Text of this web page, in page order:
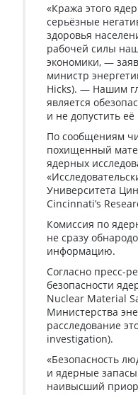
«Кража этого
серьёзные
здоровья
рабочей силы
экономики, —
министр
Hicks). — Нашим
является
и не допустить
По сообщениям
похищенный
ядерных
Университета
Cincinnati’s
Комиссия по
не сразу
информацию.
Согласно пресс-
безопасности
Nuclear Material
Министерства
расследование
investigation).
«Безопасность
и ядерные
наивысший